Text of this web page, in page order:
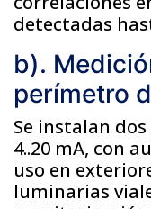
detectadas
b).
perímetro
Se instalan
4..20 mA, con
uso en
luminarias